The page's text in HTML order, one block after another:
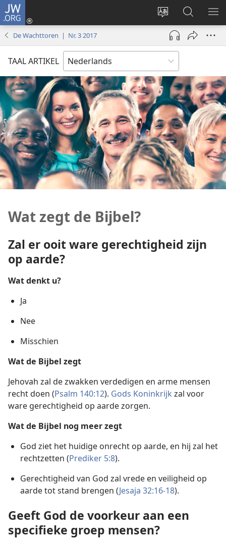
JW.ORG
Taal
site
wijzigen
Inloggen
(opent
nieuw
venster)
Zoeken
op
JW.ORG
De Wachttoren | Nr. 3 2017
TAAL ARTIKEL
Wat zegt de Bijbel?
Zal er ooit ware gerechtigheid zijn
op aarde?
Wat denkt u?
Ja
Nee
Misschien
Wat de Bijbel zegt
Jehovah zal de zwakken verdedigen en arme mensen
recht doen (Psalm 140:12). Gods Koninkrijk zal voor
ware gerechtigheid op aarde zorgen.
Wat de Bijbel nog meer zegt
God ziet het huidige onrecht op aarde, en hij zal het
rechtzetten (Prediker 5:8).
Gerechtigheid van God zal vrede en veiligheid op
aarde tot stand brengen (Jesaja 32:16-18).
Geeft God de voorkeur aan een
specifieke groep mensen?